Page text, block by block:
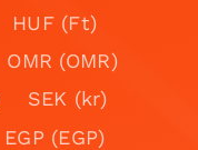
HUF (Ft)
OMR (OMR)
SEK (kr)
EGP (EGP)